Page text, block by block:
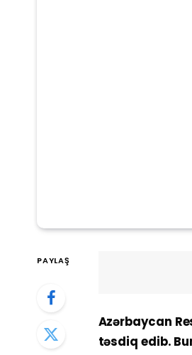
PAYLAŞ
Azərbaycan
təsdiq edib.